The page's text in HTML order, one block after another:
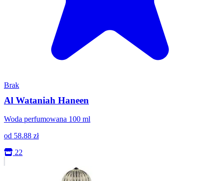
Brak
Al Wataniah Haneen
Woda perfumowana 100 ml
od 58.88 zł
22